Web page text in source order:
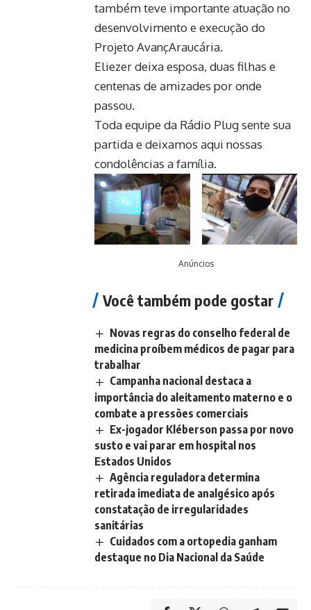
também teve importante atuação no
desenvolvimento e execução do
Projeto AvançAraucária.
Eliezer deixa esposa, duas filhas e
centenas de amizades por onde
passou.
Toda equipe da Rádio Plug sente sua
partida e deixamos aqui nossas
condolências a família.
Anúncios
Você também pode gostar
Novas regras do conselho federal de
medicina proíbem médicos de pagar para
trabalhar
Campanha nacional destaca a
importância do aleitamento materno e o
combate a pressões comerciais
Ex-jogador Kléberson passa por novo
susto e vai parar em hospital nos
Estados Unidos
Agência reguladora determina
retirada imediata de analgésico após
constatação de irregularidades
sanitárias
Cuidados com a ortopedia ganham
destaque no Dia Nacional da Saúde